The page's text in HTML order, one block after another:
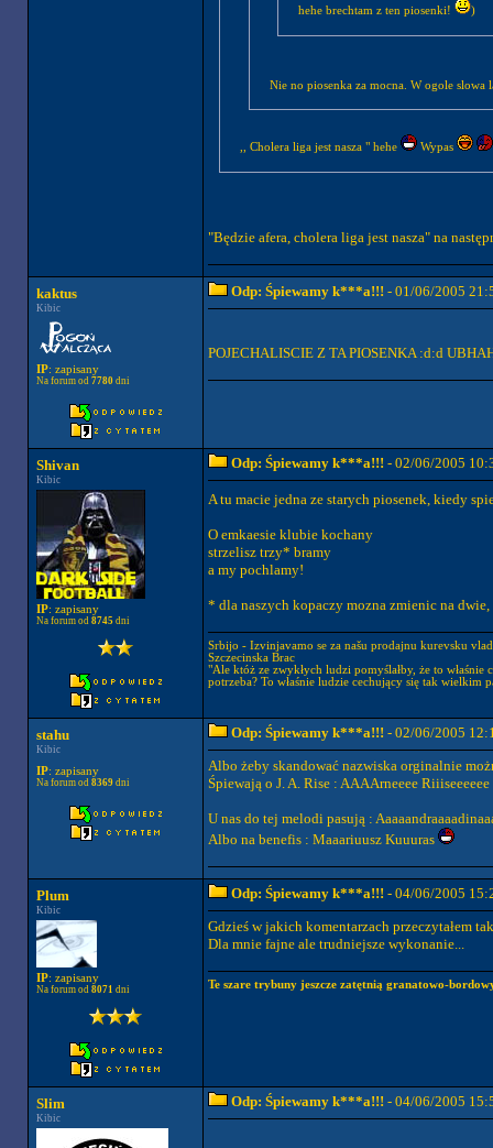
hehe brechtam z ten piosenki! )
Nie no piosenka za mocna. W ogole slowa
,, Cholera liga jest nasza " hehe Wypas
"Będzie afera, cholera liga jest nasza" na
kaktus
Kibic
IP: zapisany
Na forum od 7780dni
Odp: Śpiewamy k***a!!! - 01/06/2005
POJECHALISCIE Z TA PIOSENKA :d:d
Shivan
Kibic
IP: zapisany
Na forum od 8745dni
Odp: Śpiewamy k***a!!! - 02/06/2005
A tu macie jedna ze starych piosenek, kiedy
O emkaesie klubie kochany
strzelisz trzy* bramy
a my pochlamy!
* dla naszych kopaczy mozna zmienic na
Srbijo - Izvinjavamo se za našu prodajnu kurevsku
Szczecinska Brac
"Ale któż ze zwykłych ludzi pomyślałby, że to
potrzeba? To właśnie ludzie cechujący się tak
stahu
Kibic
IP: zapisany
Na forum od 8369dni
Odp: Śpiewamy k***a!!! - 02/06/2005
Albo żeby skandować nazwiska orginalnie
Śpiewają o J. A. Rise : AAAArneeee
U nas do tej melodi pasują :
Albo na benefis : Maaariuusz Kuuuras
Plum
Kibic
IP: zapisany
Na forum od 8071 dni
Odp: Śpiewamy k***a!!! - 04/06/2005
Gdzieś w jakich komentarzach przeczytałem
Dla mnie fajne ale trudniejsze wykonanie...
Te szare trybuny jeszcze zatętnią granatowo-
Slim
Kibic
Odp: Śpiewamy k***a!!! - 04/06/2005